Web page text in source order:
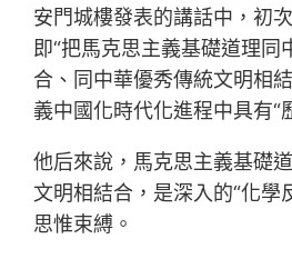
安門城樓發表的講話中，初
即“把馬克思主義基礎道理同
合、同中華優秀傳統文明相
義中國化時代化進程中具有“
他后來說，馬克思主義基礎
文明相結合，是深入的“化學
思惟束縛。